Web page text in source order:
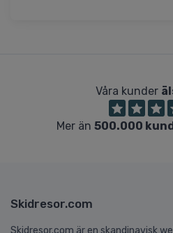
Våra kunder
Mer än 500.000
Skidresor.com
Skidresor.com är en skandinavisk